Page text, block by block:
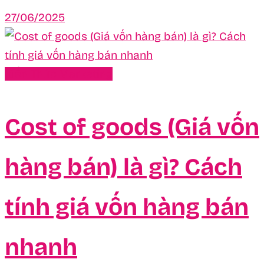
27/06/2025
Cost of goods (Giá vốn
hàng bán) là gì? Cách
tính giá vốn hàng bán
nhanh